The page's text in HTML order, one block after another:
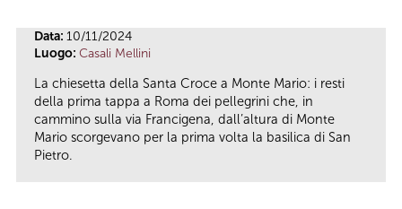
Data: 10/11/2024
Luogo: Casali Mellini
La chiesetta della Santa Croce a Monte Mario: i resti
della prima tappa a Roma dei pellegrini che, in
cammino sulla via Francigena, dall’altura di Monte
Mario scorgevano per la prima volta la basilica di San
Pietro.